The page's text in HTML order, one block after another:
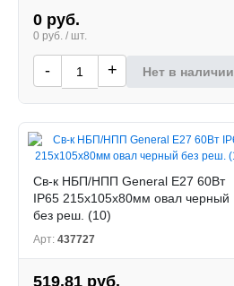
0 руб.
0 руб. / шт.
- + Нет в наличии
Св-к НБП/НПП General E27 60Вт
IP65 215х105х80мм овал черный
без реш. (10)
Арт: 437727
519.81 руб.